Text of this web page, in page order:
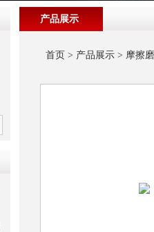
产品展示
首页 > 产品展示> 摩擦